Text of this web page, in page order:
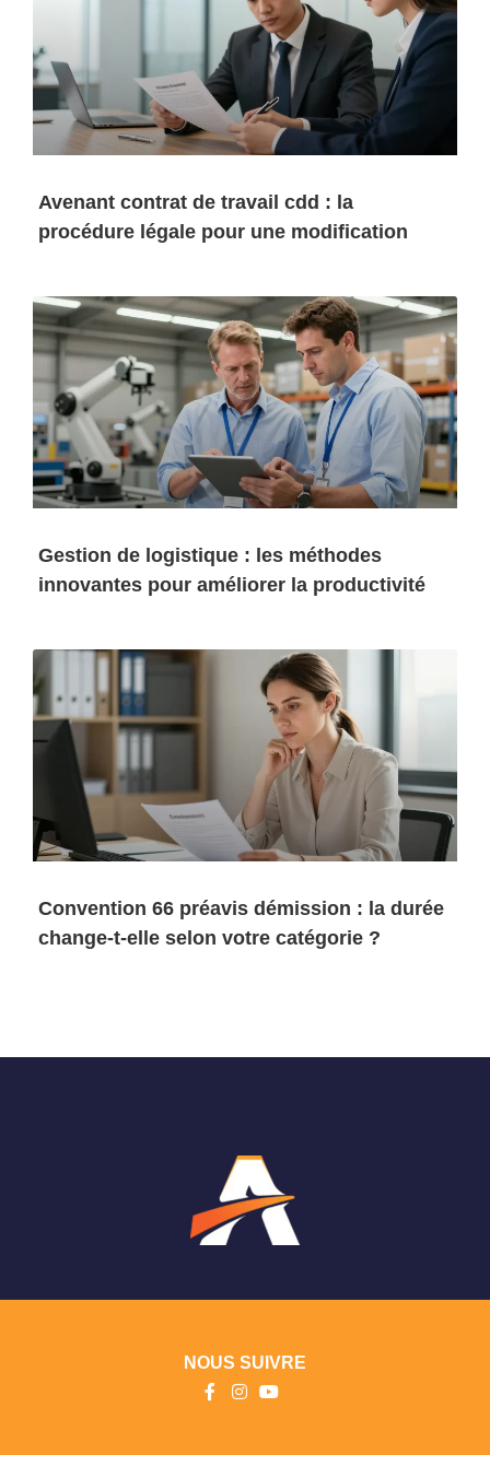
Avenant contrat de travail cdd : la
procédure légale pour une modification
Gestion de logistique : les méthodes
innovantes pour améliorer la productivité
Convention 66 préavis démission : la durée
change-t-elle selon votre catégorie ?
NOUS SUIVRE